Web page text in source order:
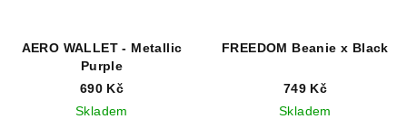
AERO WALLET - Metallic
Purple
690 Kč
Skladem
FREEDOM Beanie x Black
749 Kč
Skladem